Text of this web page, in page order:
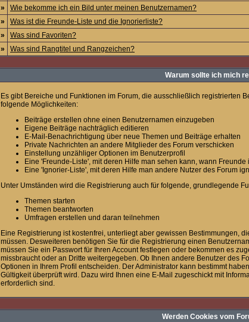
»
Wie bekomme ich ein Bild unter meinen Benutzernamen?
»
Was ist die Freunde-Liste und die Ignorierliste?
»
Was sind Favoriten?
»
Was sind Rangtitel und Rangzeichen?
Warum sollte ich mich
Es gibt Bereiche und Funktionen im Forum, die ausschließlich registrierten
folgende Möglichkeiten:
Beiträge erstellen ohne einen Benutzernamen einzugeben
Eigene Beiträge nachträglich editieren
E-Mail-Benachrichtigung über neue Themen und Beiträge erhalten
Private Nachrichten an andere Mitglieder des Forum verschicken
Einstellung unzähliger Optionen im Benutzerprofil
Eine 'Freunde-Liste', mit deren Hilfe man sehen kann, wann Freunde
Eine 'Ignorier-Liste', mit deren Hilfe man andere Nutzer des Forum
Unter Umständen wird die Registrierung auch für folgende, grundlegende
Themen starten
Themen beantworten
Umfragen erstellen und daran teilnehmen
Eine Registrierung ist kostenfrei, unterliegt aber gewissen Bestimmungen,
müssen. Desweiteren benötigen Sie für die Registrierung einen
müssen Sie ein Passwort für Ihren Account festlegen oder bekommen es
missbraucht oder an Dritte weitergegeben. Ob Ihnen andere Benutzer des
Optionen in Ihrem Profil entscheiden. Der Administrator kann bestimmt
Gültigkeit überprüft wird. Dazu wird Ihnen eine E-Mail zugeschickt mit
erforderlich sind.
Werden Cookies vom